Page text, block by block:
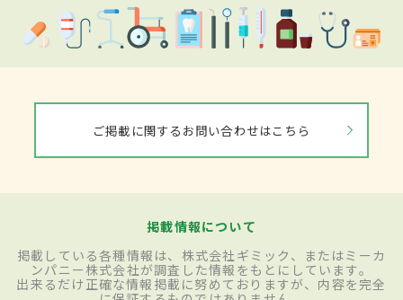
ご掲載に関するお問い合わせはこちら
掲載情報について
掲載している各種情報は、株式会社ギミック、またはミーカ
ンパニー株式会社が調査した情報をもとにしています。
出来るだけ正確な情報掲載に努めておりますが、内容を完全